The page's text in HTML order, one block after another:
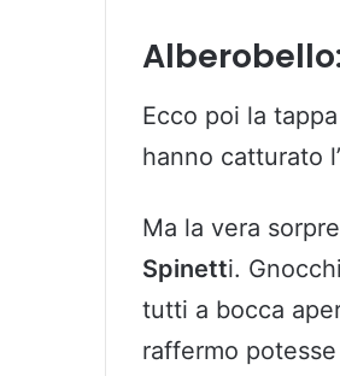
Ecco poi la
hanno catturato
Ma la vera
Spinetti.
tutti a bocca
raffermo